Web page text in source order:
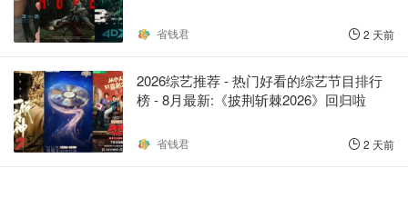
省钱君 2 天前
2026综艺推荐 - 热门好看的综艺节目排行
榜 - 8月最新:《​​披荆斩棘2026》回归啦
省钱君 2 天前